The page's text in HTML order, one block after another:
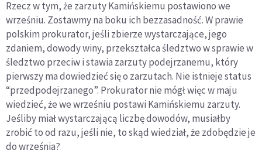
Rzecz w tym, że zarzuty Kamińskiemu postawiono we
wrześniu. Zostawmy na boku ich bezzasadność. W prawie
polskim prokurator, jeśli zbierze wystarczające, jego
zdaniem, dowody winy, przekształca śledztwo w sprawie w
śledztwo przeciw i stawia zarzuty podejrzanemu, który
pierwszy ma dowiedzieć się o zarzutach. Nie istnieje status
“przedpodejrzanego”. Prokurator nie mógł więc w maju
wiedzieć, że we wrześniu postawi Kamińskiemu zarzuty.
Jeśliby miał wystarczającą liczbę dowodów, musiałby
zrobić to od razu, jeśli nie, to skąd wiedział, że zdobędzie je
do września?